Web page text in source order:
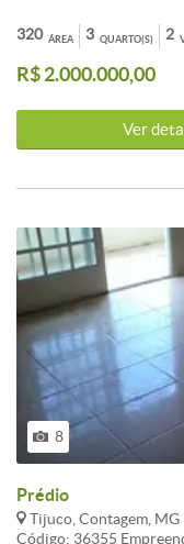
mais, apartamento de 03
social. Aceita imóvel de
manhã - Portão
ÁREA
320 QUARTO(S)
3 2
R$ 2.000.000,00
Ver
8
Prédio
Tijuco, Contagem, MG
Código: 36355